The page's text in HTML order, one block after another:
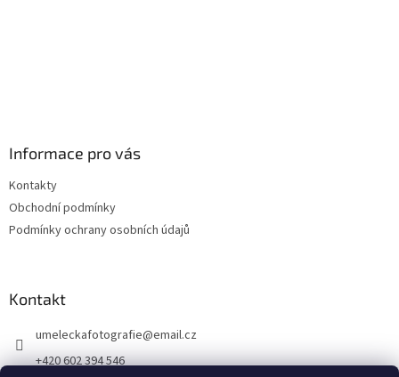
Informace pro vás
Kontakty
Obchodní podmínky
Podmínky ochrany osobních údajů
Kontakt
umeleckafotografie@email.cz
+420 602 394 546